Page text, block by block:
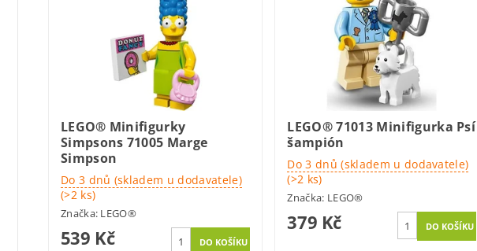
LEGO® Minifigurky
Simpsons 71005 Marge
Simpson
Do 3 dnů (skladem u dodavatele)
(>2 ks)
Značka: LEGO®
539 Kč
LEGO® 71013 Minifigurka Psí
šampión
Do 3 dnů (skladem u dodavatele)
(>2 ks)
Značka: LEGO®
379 Kč